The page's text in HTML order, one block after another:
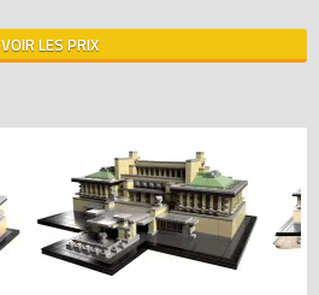
VOIR LES PRIX